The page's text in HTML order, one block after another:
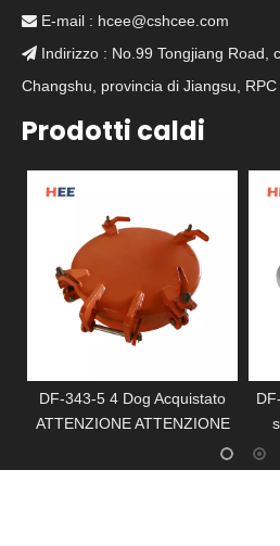
 E-mail : hcee@cshcee.com
 Indirizzo : No.99 Tongjiang Road,
Changshu, provincia di Jiangsu, RPC
Prodotti caldi
DF-343-5 4 Dog Acquistato
ATTENZIONE ATTENZIONE